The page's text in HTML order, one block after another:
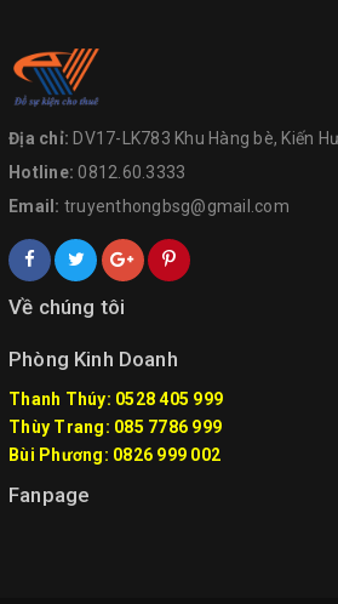
Địa chỉ: DV17-LK783 Khu Hàng bè, Kiến
Hotline:0812.60.3333
Email: truyenthongbsg@gmail.com
Về chúng tôi
Phòng Kinh Doanh
Thanh Thúy: 0528 405 999
Thùy Trang: 085 7786 999
Bùi Phương: 0826 999 002
Fanpage